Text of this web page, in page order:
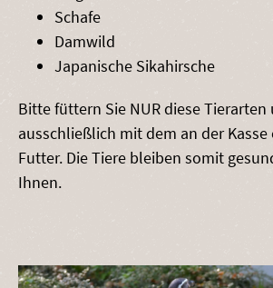
Schafe
Damwild
Japanische Sikahirsche
Bitte füttern Sie NUR diese Tierarten
ausschließlich mit dem an der
Futter. Die Tiere bleiben somit
Ihnen.